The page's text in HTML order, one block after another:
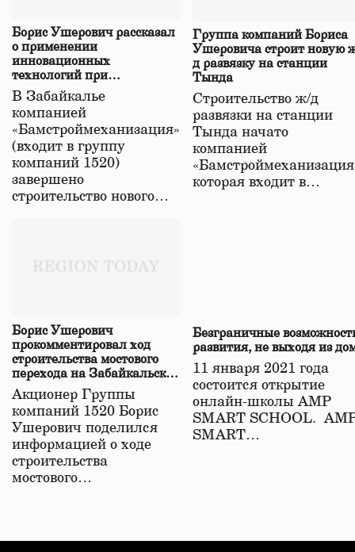
Борис Ушерович рассказал
о применении
инновационных
технологий при
строительстве нового моста
в Забайкалье
В Забайкалье
компанией
«Бамстроймеханизация»
(входит в группу
компаний 1520)
завершено
строительство нового…
Группа компаний Бориса
Ушеровича строит новую
д развязку на станции
Тында
Строительство ж/д
развязки на станции
Тында начато
компанией
которая входит в…
Борис Ушерович
прокомментировал ход
строительства мостового
перехода на Забайкальской
железной дороге
Акционер Группы
компаний 1520 Борис
Ушерович поделился
информацией о ходе
строительства
мостового…
Безграничные
развития, не выходя из
11 января 2021 года
состоится открытие
онлайн-школы АМР
SMART SCHOOL.
SMART…